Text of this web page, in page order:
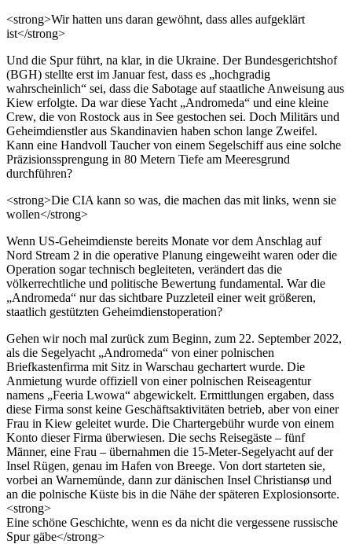
<strong>Wir hatten uns daran gewöhnt, dass alles aufgeklärt
ist</strong>
Und die Spur führt, na klar, in die Ukraine. Der Bundesgerichtshof
(BGH) stellte erst im Januar fest, dass es „hochgradig
wahrscheinlich“ sei, dass die Sabotage auf staatliche Anweisung aus
Kiew erfolgte. Da war diese Yacht „Andromeda“ und eine kleine
Crew, die von Rostock aus in See gestochen sei. Doch Militärs und
Geheimdienstler aus Skandinavien haben schon lange Zweifel.
Kann eine Handvoll Taucher von einem Segelschiff aus eine solche
Präzisionssprengung in 80 Metern Tiefe am Meeresgrund
durchführen?
<strong>Die CIA kann so was, die machen das mit links, wenn sie
wollen</strong>
Wenn US-Geheimdienste bereits Monate vor dem Anschlag auf
Nord Stream 2 in die operative Planung eingeweiht waren oder die
Operation sogar technisch begleiteten, verändert das die
völkerrechtliche und politische Bewertung fundamental. War die
„Andromeda“ nur das sichtbare Puzzleteil einer weit größeren,
staatlich gestützten Geheimdienstoperation?
Gehen wir noch mal zurück zum Beginn, zum 22. September 2022,
als die Segelyacht „Andromeda“ von einer polnischen
Briefkastenfirma mit Sitz in Warschau gechartert wurde. Die
Anmietung wurde offiziell von einer polnischen Reiseagentur
namens „Feeria Lwowa“ abgewickelt. Ermittlungen ergaben, dass
diese Firma sonst keine Geschäftsaktivitäten betrieb, aber von einer
Frau in Kiew geleitet wurde. Die Chartergebühr wurde von einem
Konto dieser Firma überwiesen. Die sechs Reisegäste – fünf
Männer, eine Frau – übernahmen die 15-Meter-Segelyacht auf der
Insel Rügen, genau im Hafen von Breege. Von dort starteten sie,
vorbei an Warnemünde, dann zur dänischen Insel Christiansø und
an die polnische Küste bis in die Nähe der späteren Explosionsorte.
<strong>
Eine schöne Geschichte, wenn es da nicht die vergessene russische
Spur gäbe</strong>